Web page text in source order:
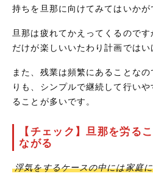
持ちを旦那に向けてみてはいかが
旦那は疲れてかえってくるので
だけが楽しいいたわり計画ではい
また、残業は頻繁にあることな
りも、シンプルで継続して行い
ることが多いです。
【チェック】旦那を労る
ながる
浮気をするケースの中には家庭